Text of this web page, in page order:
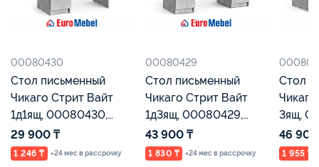
00080430
Стол письменный
Чикаго Стрит Вайт
1д1ящ, 00080430,
Бетон, Евромебель
29 900 ₸
1 246 ₸ ×24 мес в рассрочку
00080429
Стол письменный
Чикаго Стрит Вайт
1д3ящ, 00080429,
Бетон, Евромебель
43 900 ₸
1 830 ₸ ×24 мес в рассрочку
Стол
Чикаго
3ящ,
Бетон,
46
1 955 ₸